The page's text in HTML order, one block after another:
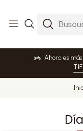
Ahora es